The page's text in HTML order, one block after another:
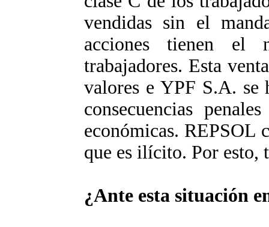
vendidas sin el
acciones tienen el
trabajadores. Esta
valores e YPF S.A. se
consecuencias
económicas. REPSOL
que es ilícito. Por esto,
¿Ante esta situación